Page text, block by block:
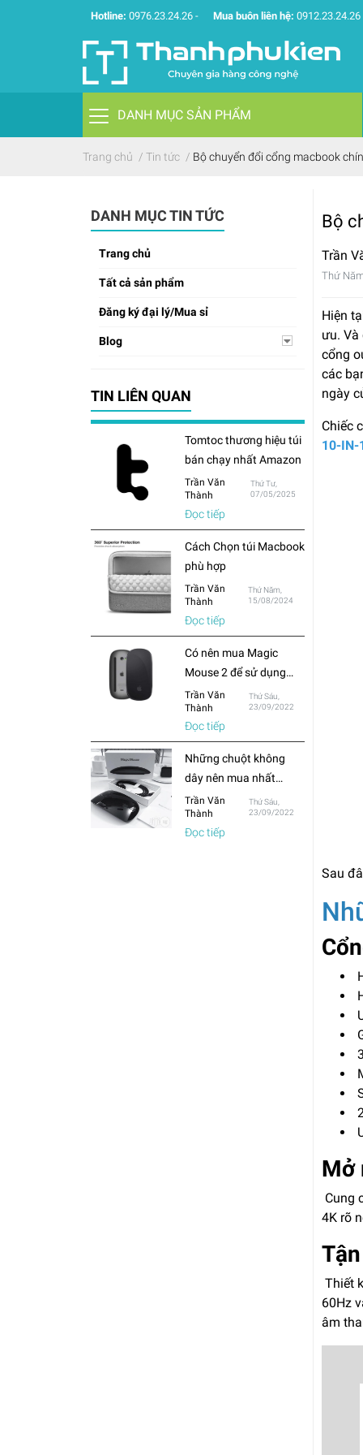
Hotline: 0976.23.24.26 - Mua buôn liên hệ: 0912.23.24.26
DANH MỤC SẢN PHẨM
Trang chủ / Tin tức / Bộ chuyển đổi cổng macbook
DANH MỤC TIN TỨC
Trang chủ
Tất cả sản phẩm
Đăng ký đại lý/Mua sỉ
Blog
TIN LIÊN QUAN
Tomtoc thương hiệu túi
bán chạy nhất Amazon
Trần Văn
Thành
Thứ Tư,
07/05/2025
Đọc tiếp
Cách Chọn túi Macbook
phù hợp
Trần Văn
Thành
Thứ Năm,
15/08/2024
Đọc tiếp
Có nên mua Magic
Mouse 2 để sử dụng
cho Macbook hay chỉ
mua chuột thông
thường?
Trần Văn
Thành
Thứ Sáu,
23/09/2022
Đọc tiếp
Những chuột không
dây nên mua nhất
trong năm 2022
Trần Văn
Thành
Thứ Sáu,
23/09/2022
Đọc tiếp
Bộ
Trần
Thứ
Hiện
ưu.
cổng
các
ngày
Chiếc
10-IN-
Sau
Mở
Cung
4K rõ
Thiết
60Hz
âm